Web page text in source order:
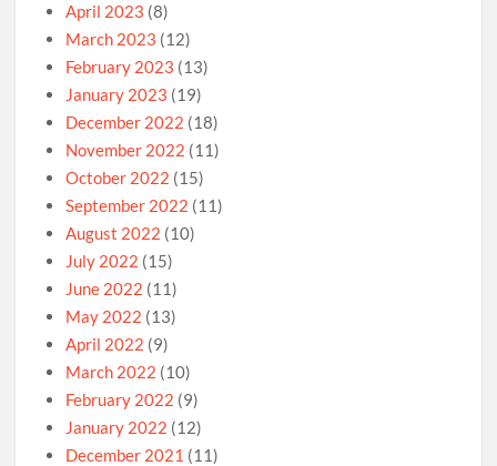
April 2023 (8)
March 2023 (12)
February 2023 (13)
January 2023 (19)
December 2022 (18)
November 2022 (11)
October 2022 (15)
September 2022 (11)
August 2022 (10)
July 2022 (15)
June 2022 (11)
May 2022 (13)
April 2022 (9)
March 2022 (10)
February 2022 (9)
January 2022 (12)
December 2021 (11)